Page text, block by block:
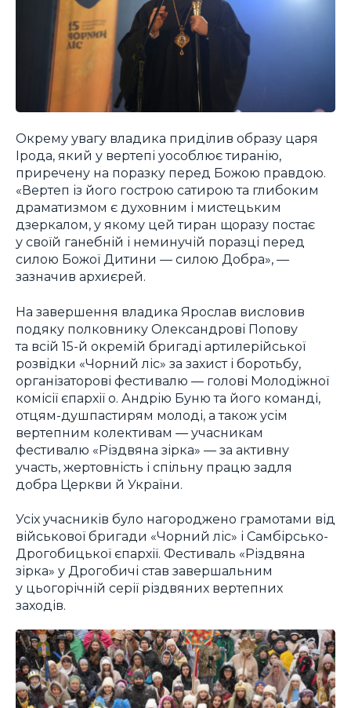
Окрему увагу владика приділив образу царя
Ірода, який у вертепі уособлює тиранію,
приречену на поразку перед Божою правдою.
«Вертеп із його гострою сатирою та глибоким
драматизмом є духовним і мистецьким
дзеркалом, у якому цей тиран щоразу постає
у своїй ганебній і неминучій поразці перед
силою Божої Дитини — силою Добра», —
зазначив архиєрей.
На завершення владика Ярослав висловив
подяку полковнику Олександрові Попову
та всій 15-й окремій бригаді артилерійської
розвідки «Чорний ліс» за захист і боротьбу,
організаторові фестивалю — голові Молодіжної
комісії єпархії о. Андрію Буню та його команді,
отцям-душпастирям молоді, а також усім
вертепним колективам — учасникам
фестивалю «Різдвяна зірка» — за активну
участь, жертовність і спільну працю задля
добра Церкви й України.
Усіх учасників було нагороджено грамотами від
військової бригади «Чорний ліс» і Самбірсько-
Дрогобицької єпархії. Фестиваль «Різдвяна
зірка» у Дрогобичі став завершальним
у цьогорічній серії різдвяних вертепних
заходів.